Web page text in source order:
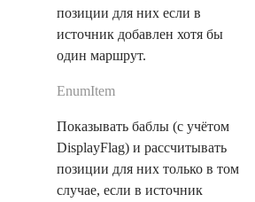
позиции для них если в
источник добавлен хотя бы
один маршрут.
EnumItem
Показывать баблы (с учётом
DisplayFlag) и рассчитывать
позиции для них только в том
случае, если в источник